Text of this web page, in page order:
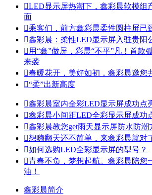
LED显示屏热潮下，鑫彩晨软模组
面
乘客们，前方鑫彩晨柔性圆柱屏已
鑫彩晨：柔性LED显示屏入驻贵阳
 用“鑫”做屏，彩晨“不平”凡！首款
来袭
春暖花开，美好如初，鑫彩晨邀您
“柔”出新高度
鑫彩晨室内全彩LED显示屏成功点
鑫彩晨小间距LED全彩显示屏成功
鑫彩晨教您get雨天显示屏防水防潮
想嗨翻天还不简单，来鑫彩晨就对
如何选购LED全彩显示屏的型号？
青春不负，梦想起航。鑫彩晨陪您
油！
鑫彩晨简介